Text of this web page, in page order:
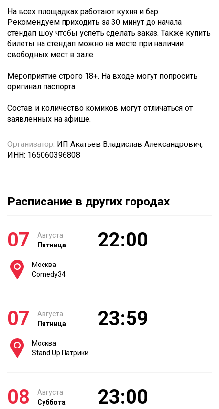
На всех площадках работают кухня и бар.
Рекомендуем приходить за 30 минут до начала
стендап шоу чтобы успеть сделать заказ. Также купить
билеты на стендап можно на месте при наличии
свободных мест в зале.
Мероприятие строго 18+. На входе могут попросить
оригинал паспорта.
Состав и количество комиков могут отличаться от
заявленных на афише.
Организатор: ИП Акатьев Владислав Александрович,
ИНН: 165060396808
Расписание в других городах
07
Августа
Пятница
22:00
Москва
Comedy34
07
Августа
Пятница
23:59
Москва
Stand Up Патрики
08
Августа
Суббота
23:00